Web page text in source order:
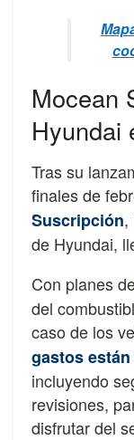
Mocean
Hyundai
Tras su
finales de
Suscripción,
de Hyundai,
Con planes
del
caso de los
gastos
incluyendo
revisiones,
disfrutar del